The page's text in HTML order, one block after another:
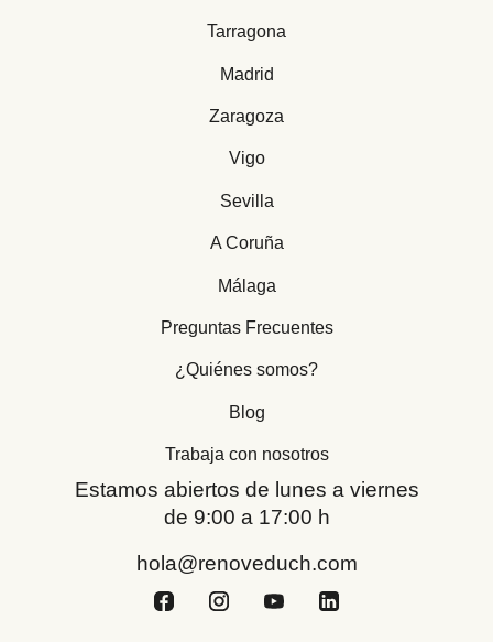
Tarragona
Madrid
Zaragoza
Vigo
Sevilla
A Coruña
Málaga
Preguntas Frecuentes
¿Quiénes somos?
Blog
Trabaja con nosotros
Estamos abiertos de lunes a viernes
de 9:00 a 17:00 h
hola@renoveduch.com